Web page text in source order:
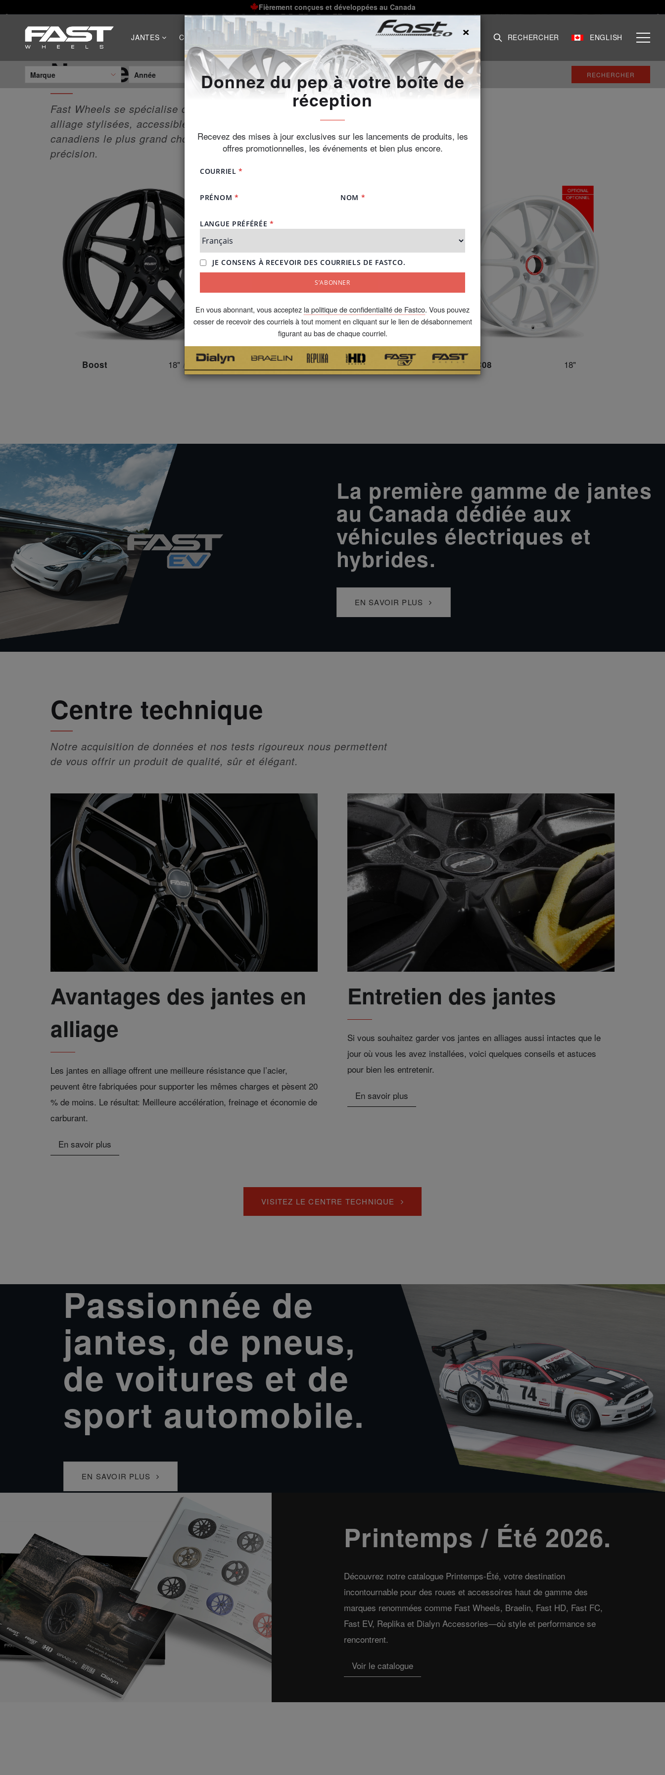
Fièrement conçues et développées au Canada
JANTES CATALOGUE GALERIE CENTRE TECHNIQUE À PROPOS DÉTAILLANTS RECHERCHER ENGLISH
Marque Année Modèle
Nouveaux styles
Fast Wheels se spécialise dans la conception et la production de jantes en
alliage stylisées, accessibles et de qualité. Cette marque offre aux adeptes
canadiens le plus grand choix de styles, de tailles et d’ajustements de
précision.
Boost 18" / 19" Flair 15" 17" FC08 18"
La première gamme de jantes
au Canada dédiée aux
véhicules électriques et
hybrides.
EN SAVOIR PLUS
Centre technique
Notre acquisition de données et nos tests rigoureux nous permettent
de vous offrir un produit de qualité, sûr et élégant.
Avantages des jantes en
alliage
Les jantes en alliage offrent une meilleure résistance que l’acier,
peuvent être fabriquées pour supporter les mêmes charges et pèsent 20
% de moins. Le résultat: Meilleure accélération, freinage et économie de
carburant.
En savoir plus
Entretien des jantes
Si vous souhaitez garder vos jantes en alliages aussi intactes que le
jour où vous les avez installées, voici quelques conseils et astuces
pour bien les entretenir.
En savoir plus
VISITEZ LE CENTRE TECHNIQUE
Passionnée de
jantes, de pneus,
de voitures et de
sport automobile.
EN SAVOIR PLUS
Printemps / Été 2026.
Découvrez notre catalogue Printemps-Été, votre destination
incontournable pour des roues et accessoires haut de gamme des
marques renommées comme Fast Wheels, Braelin, Fast HD, Fast FC,
Fast EV, Replika et Dialyn Accessories—où style et performance se
rencontrent.
Voir le catalogue
×
Donnez du pep à votre boîte de
réception
Recevez des mises à jour exclusives sur les lancements de produits, les
offres promotionnelles, les événements et bien plus encore.
En vous abonnant, vous acceptez la politique de confidentialité de Fastco. Vous pouvez
cesser de recevoir des courriels à tout moment en cliquant sur le lien de désabonnement
figurant au bas de chaque courriel.